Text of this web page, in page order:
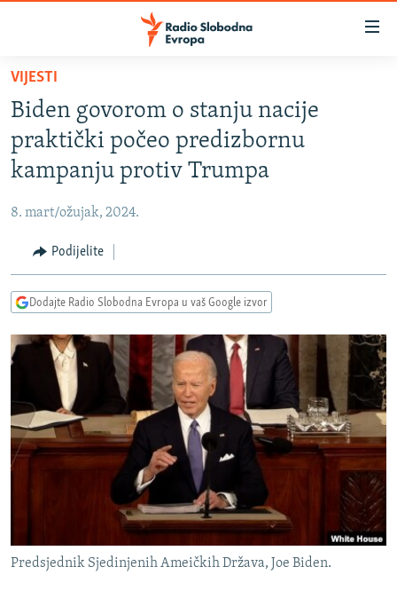
Pređite
glavni
sadržaj
Pređite
na
glavnu
Pređite
na
pretragu
VIJESTI
BOSNA I HERCEGOVINA
SRBIJA
CRNA GORA
VIZUELNO
INFOGRAFIKE
RAT U UKRAJINI
KINA NA BALKANU
RSE PRIČE IZ SVIJETA
ISPRIČAJ MI
DNEVNO@RSE
VIŠE OD NASLOVA
POPLAVE I KLIZIŠTA U BIH 2024.
VIJESTI
Biden govorom o stanju nacije
praktički počeo predizbornu
kampanju protiv Trumpa
8. mart/ožujak, 2024.
Podijelite
Dodajte Radio Slobodna Evropa u vaš Google izvor
Predsjednik Sjedinjenih Ameičkih Država, Joe Biden.